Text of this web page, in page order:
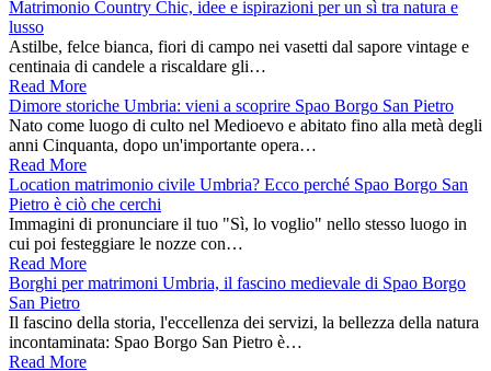
Matrimonio Country Chic, idee e ispirazioni per un sì tra natura e
lusso
Astilbe, felce bianca, fiori di campo nei vasetti dal sapore vintage e
centinaia di candele a riscaldare gli…
Read More
Dimore storiche Umbria: vieni a scoprire Spao Borgo San Pietro
Nato come luogo di culto nel Medioevo e abitato fino alla metà degli
anni Cinquanta, dopo un'importante opera…
Read More
Location matrimonio civile Umbria? Ecco perché Spao Borgo San
Pietro è ciò che cerchi
Immagini di pronunciare il tuo "Sì, lo voglio" nello stesso luogo in
cui poi festeggiare le nozze con…
Read More
Borghi per matrimoni Umbria, il fascino medievale di Spao Borgo
San Pietro
Il fascino della storia, l'eccellenza dei servizi, la bellezza della natura
incontaminata: Spao Borgo San Pietro è…
Read More